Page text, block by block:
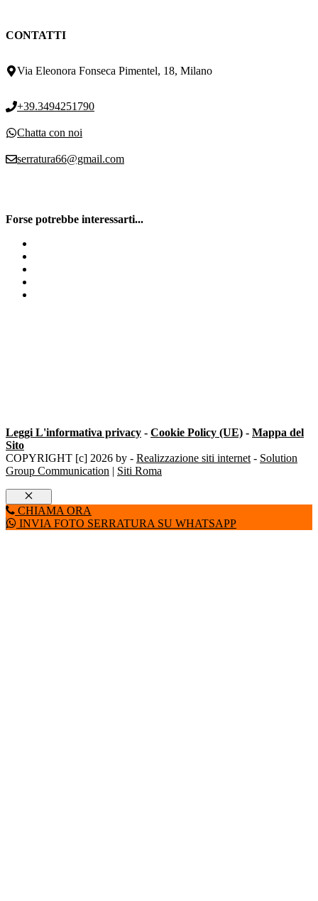
CONTATTI
Via Eleonora Fonseca Pimentel, 18, Milano
+39.3494251790
Chatta con noi
serratura66@gmail.com
Forse potrebbe interessarti...
Leggi L'informativa privacy - Cookie Policy (UE) - Mappa del
Sito
COPYRIGHT [c] 2026 by - Realizzazione siti internet - Solution
Group Communication | Siti Roma
Chiudi
CHIAMA ORA
INVIA FOTO SERRATURA SU WHATSAPP